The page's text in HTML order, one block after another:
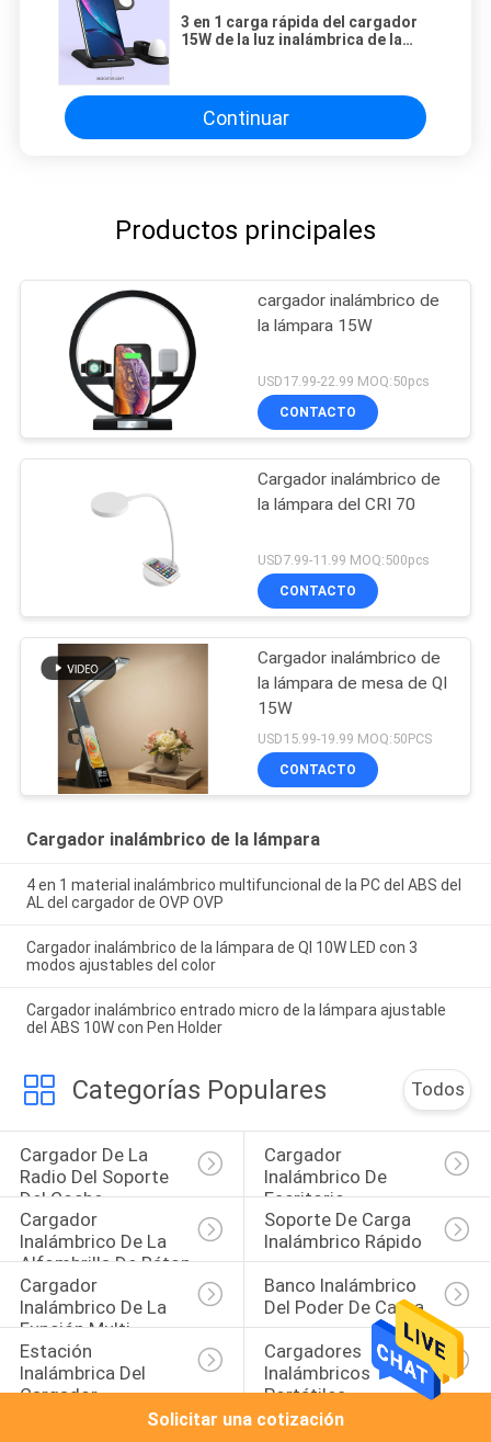
3 en 1 carga rápida del cargador
15W de la luz inalámbrica de la
Continuar
Productos principales
cargador inalámbrico de
la lámpara 15W
USD17.99-22.99 MOQ:50pcs
CONTACTO
Cargador inalámbrico de
la lámpara del CRI 70
USD7.99-11.99 MOQ:500pcs
CONTACTO
Cargador inalámbrico de
la lámpara de mesa de QI
15W
USD15.99-19.99 MOQ:50PCS
CONTACTO
Cargador inalámbrico de la lámpara
4 en 1 material inalámbrico multifuncional de la PC del ABS del
AL del cargador de OVP OVP
Cargador inalámbrico de la lámpara de QI 10W LED con 3
modos ajustables del color
Cargador inalámbrico entrado micro de la lámpara ajustable
del ABS 10W con Pen Holder
Categorías Populares Todos
Cargador De La
Radio Del Soporte
Del Coche
Cargador
Inalámbrico De
Escritorio
Cargador
Inalámbrico De La
Alfombrilla De Ráton
Soporte De Carga
Inalámbrico Rápido
Cargador
Inalámbrico De La
Función Multi
Banco Inalámbrico
Del Poder De Carga
Estación
Inalámbrica Del
Cargador
Cargadores
Inalámbricos
Portátiles
Solicitar una cotización